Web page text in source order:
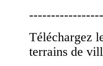
Téléchargez
terrains de